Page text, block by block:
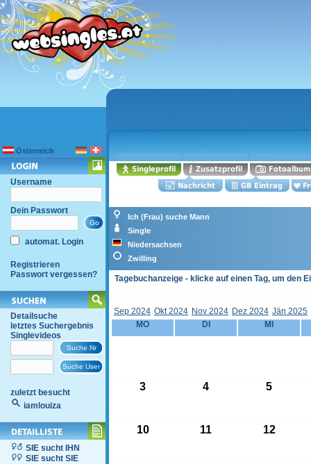
Österreich
Username
Dein Passwort
automat. Login
Registrieren
Passwort vergessen?
Detailsuche
letztes Suchergebnis
Singlevideos
zuletzt besucht
iamlouiza
SIE sucht IHN
SIE sucht SIE
Ich (Frau) suche Mann
Single
Niedersachsen
Zwilling
Tagebuchanzeige - klicke auf einen Tag, um den
Sep 2024 Okt 2024 Nov 2024 Dez 2024 Jän 2025
MO
DI MI
3 4 5
10 11 12